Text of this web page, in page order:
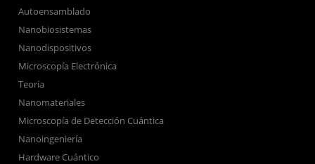
Autoensamblado
Nanobiosistemas
Nanodispositivos
Microscopía Electrónica
Teoría
Nanomateriales
Microscopía de Detección Cuántica
Nanoingeniería
Hardware Cuántico